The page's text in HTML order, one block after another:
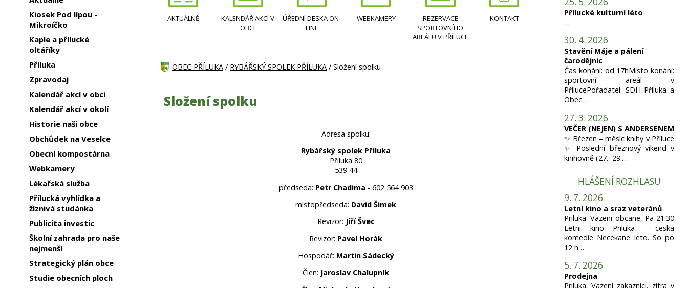
Kiosek Pod lípou -
Mikroíčko
Kaple a přílucké
oltáříky
Příluka
Zpravodaj
Kalendář akcí v obci
Kalendář akcí v okolí
Historie naši obce
Obchůdek na Veselce
Obecní kompostárna
Webkamery
Lékařská služba
Přílucká vyhlídka a
žíznivá studánka
Publicita investic
Školní zahrada pro naše
nejmenší
Strategický plán obce
Studie obecních ploch
AKTUÁLNĚ
KALENDÁŘ AKCÍ V
OBCI
ÚŘEDNÍ DESKA ON-
LINE
WEBKAMERY
REZERVACE
SPORTOVNÍHO
AREÁLU V PŘÍLUCE
KONTAKT
OBEC PŘÍLUKA / RYBÁŘSKÝ SPOLEK PŘÍLUKA / Složení spolku
Složení spolku
Adresa spolku:
Rybářský spolek Příluka
Příluka 80
539 44
předseda: Petr Chadima - 602 564 903
místopředseda: David Šimek
Revizor: Jiří Švec
Revizor: Pavel Horák
Hospodář: Martin Sádecký
Člen: Jaroslav Chalupník
Přílucké kulturní léto
…
30. 4. 2026
Stavění Máje a pálení
čarodějnic
Čas konání: od 17hMísto konání:
sportovní areál v
PřílucePořadatel: SDH Příluka a
Obec…
27. 3. 2026
VEČER (NEJEN) S ANDERSENEM
✨ Březen – měsíc knihy v Příluce
✨ Poslední březnový víkend v
knihovně (27.–29.…
HLÁŠENÍ ROZHLASU
9. 7. 2026
Letní kino a sraz veteránů
Priluka: Vazeni obcane, Pa 21:30
Letni kino Priluka - ceska
komedie Necekane leto. So po
12 h…
5. 7. 2026
Prodejna
Priluka: Vazeni zakaznici, zitra v